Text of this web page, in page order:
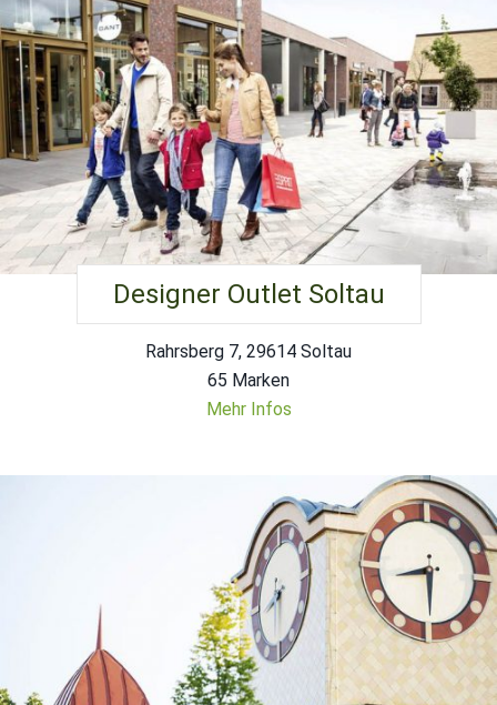
Designer Outlet Soltau
Rahrsberg 7, 29614 Soltau
65 Marken
Mehr Infos